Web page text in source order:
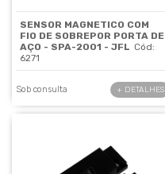
SENSOR MAGNETICO COM
FIO DE SOBREPOR PORTA DE
AÇO - SPA-2001 - JFL Cód:
6271
Sob consulta + DETALHES